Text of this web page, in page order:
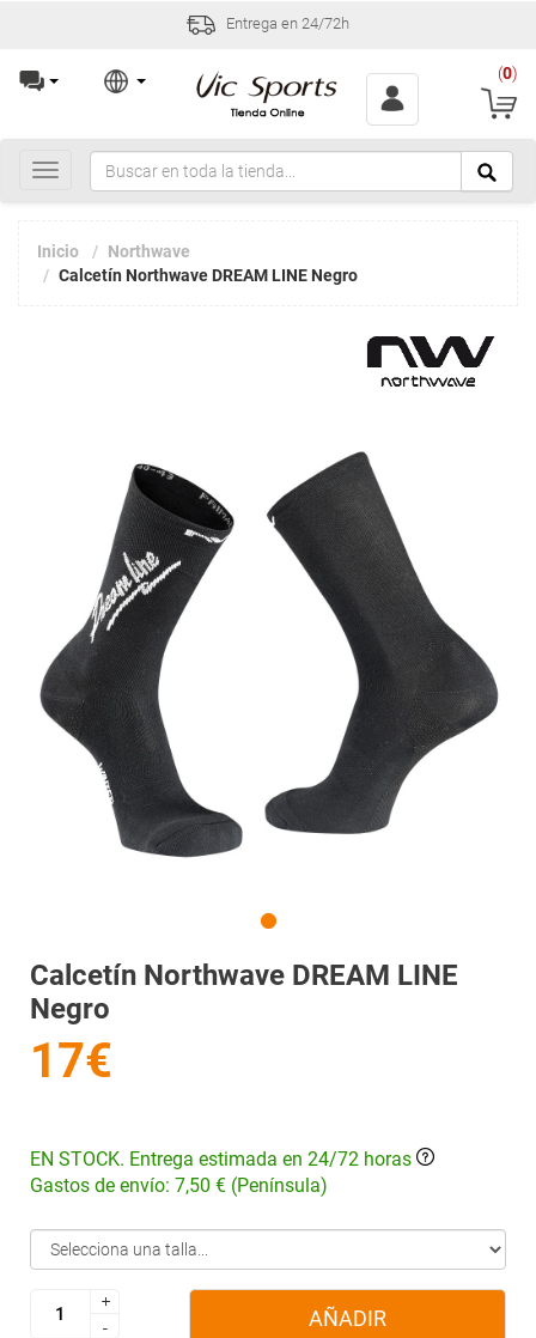
Entrega en 24/72h
(0)
Toggle
navigation
Inicio
Northwave
Calcetín Northwave DREAM LINE Negro
Calcetín Northwave DREAM LINE
Negro
17€
EN STOCK. Entrega estimada en 24/72 horas
Gastos de envío: 7,50 € (Península)
+
-
+
-
AÑADIR